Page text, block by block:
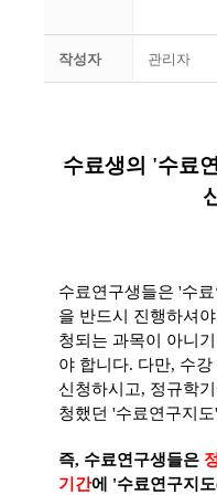
작성자 관리자
수료생의 '수료
수료연구생들은 '수
을 반드시 진행하셔
청되는 과목이 아니
야 합니다. 다만, 수
신청하시고, 정규학
청했던 '수료연구지
즉, 수료연구생들은
기간에 '수료연구지